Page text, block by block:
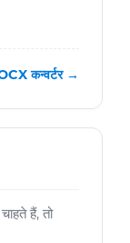
कन्वर्टर →
हैं, तो